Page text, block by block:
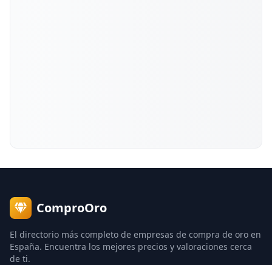
ComproOro
El directorio más completo de empresas de compra de oro en
España. Encuentra los mejores precios y valoraciones cerca
de ti.